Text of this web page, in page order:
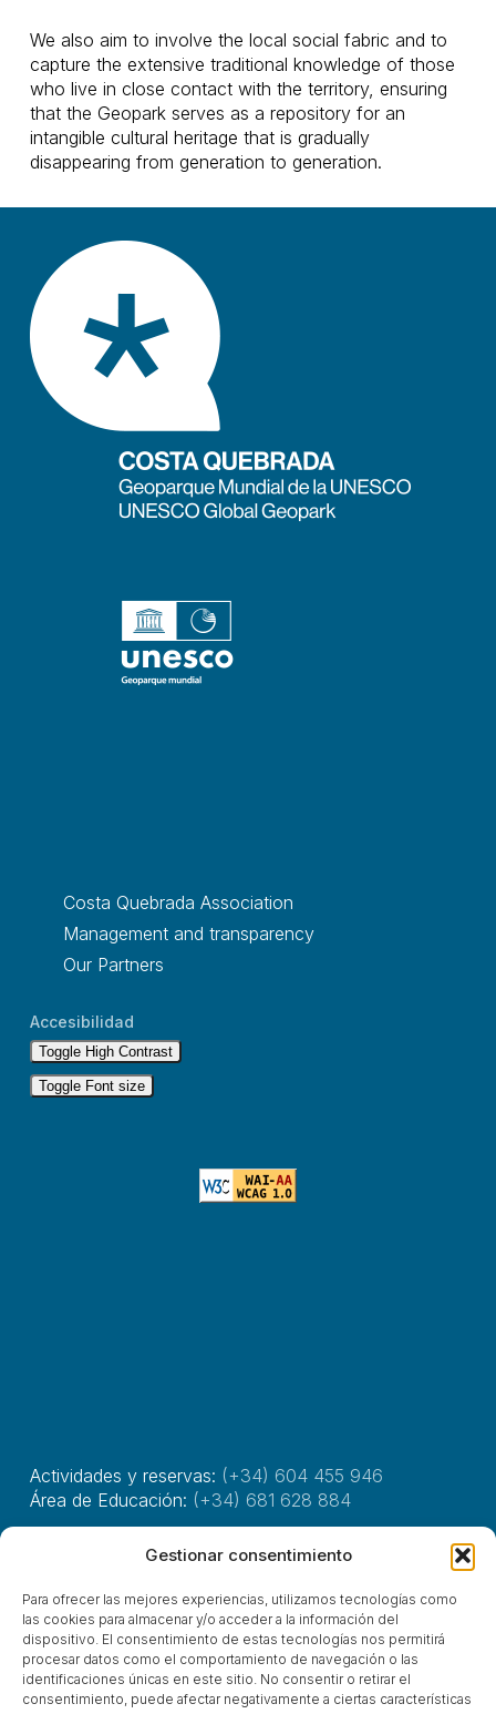
Gestionar consentimiento
Para ofrecer las mejores experiencias, utilizamos tecnologías como
las cookies para almacenar y/o acceder a la información del
dispositivo. El consentimiento de estas tecnologías nos permitirá
procesar datos como el comportamiento de navegación o las
identificaciones únicas en este sitio. No consentir o retirar el
consentimiento, puede afectar negativamente a ciertas características
We also aim to involve the local social fabric and to
capture the extensive traditional knowledge of those
who live in close contact with the territory, ensuring
that the Geopark serves as a repository for an
intangible cultural heritage that is gradually
disappearing from generation to generation.
Costa Quebrada Association
Management and transparency
Our Partners
Accesibilidad
Toggle High Contrast
Toggle Font size
Actividades y reservas: (+34) 604 455 946
Área de Educación: (+34) 681 628 884
Horario de atención: 9:30-17:00h.
Avda. Marqués de Valdecilla, 115
39110, Soto de La Marina, Cantabria
© Asociación Costa Quebrada 2025